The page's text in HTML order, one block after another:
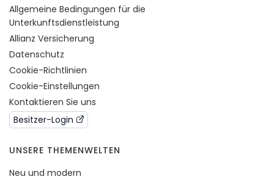
Allgemeine Bedingungen für die
Unterkunftsdienstleistung
Allianz Versicherung
Datenschutz
Cookie-Richtlinien
Cookie-Einstellungen
Kontaktieren Sie uns
Besitzer-Login
UNSERE THEMENWELTEN
Neu und modern